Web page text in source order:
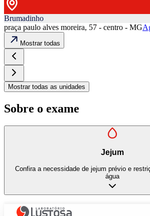
Brumadinho
praça paulo alves moreira, 57 - centro - MG
Mostrar todas
Mostrar todas as unidades
Sobre o exame
Jejum
Confira a necessidade de jejum prévio e
água